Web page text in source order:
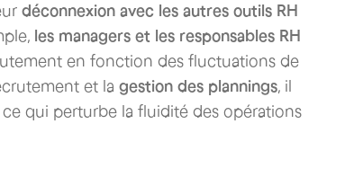
déconnexion avec les autres outils RH
les managers et les responsables RH
en fonction des fluctuations de
et la gestion des plannings, il
ce qui perturbe la fluidité des opérations